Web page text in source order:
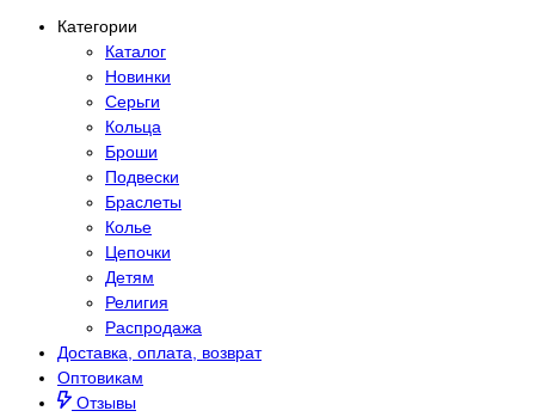
Категории
Каталог
Новинки
Серьги
Кольца
Броши
Подвески
Браслеты
Колье
Цепочки
Детям
Религия
Распродажа
Доставка, оплата, возврат
Оптовикам
Отзывы